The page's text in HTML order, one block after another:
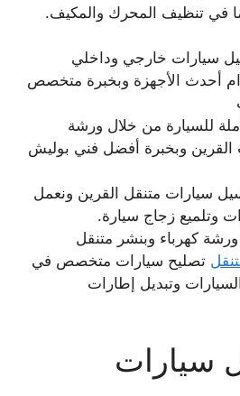
في تنظيف المحرك والمكيف.
سيارات خارجي وداخلي
أحدث الأجهزة وبخبرة متخصص
للسيارة من خلال ورشة
وبخبرة أفضل فني بوليش
سيارات متنقل القرين ونعمل
وتلميع زجاج سيارة.
كهرباء وبنشر متنقل
تصليح سيارات متخصص في
وتبديل إطارات
سيارات